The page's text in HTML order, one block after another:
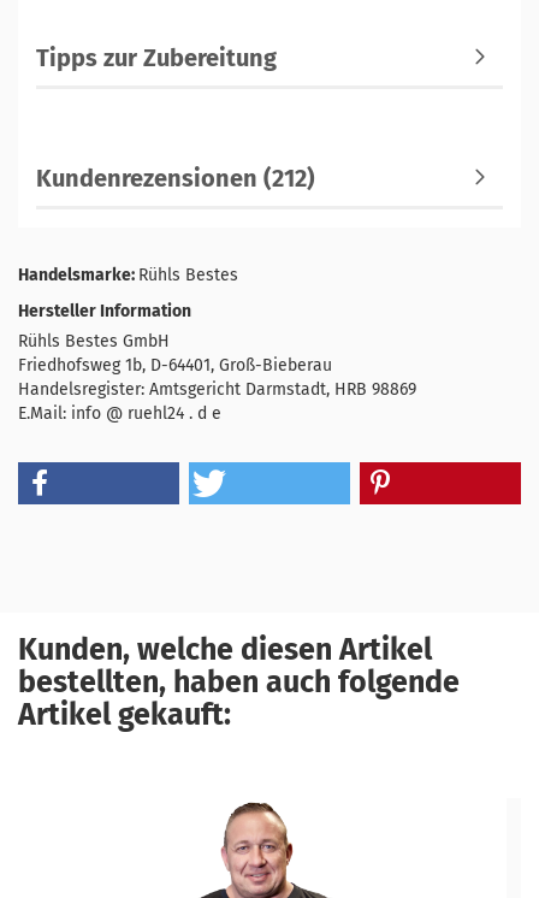
Tipps zur Zubereitung
Kundenrezensionen (212)
Handelsmarke: Rühls Bestes
Hersteller Information
Rühls Bestes GmbH
Friedhofsweg 1b, D-64401, Groß-Bieberau
Handelsregister: Amtsgericht Darmstadt, HRB 98869
E.Mail: info @ ruehl24 . d e
Kunden, welche diesen Artikel
bestellten, haben auch folgende
Artikel gekauft: